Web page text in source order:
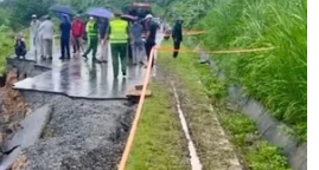
XÃ VIỆT NAM
DUẨN
THỊ TÁM, KHÚC THANH